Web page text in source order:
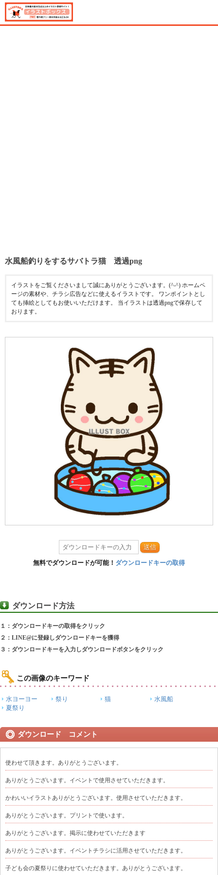
水風船釣りをするサバトラ猫 透過png
イラストをご覧くださいまして誠にありがとうございます。(^-^) ホームペ
ージの素材や、チラシ広告などに使えるイラストです。 ワンポイントとし
ても挿絵としてもお使いいただけます。 当イラストは透過pngで保存して
おります。
送信
無料でダウンロードが可能！ ダウンロードキーの取得
ダウンロード方法
１：ダウンロードキーの取得をクリック
２：LINE@に登録しダウンロードキーを獲得
３：ダウンロードキーを入力しダウンロードボタンをクリック
この画像のキーワード
水ヨーヨー 祭り 猫
水風船
夏祭り
ダウンロード コメント
使わせて頂きます。ありがとうございます。
ありがとうございます。イベントで使用させていただきます。
かわいいイラストありがとうございます。使用させていただきます。
ありがとうございます。プリントで使います。
ありがとうございます。掲示に使わせていただきます
ありがとうございます。イベントチラシに活用させていただきます。
子ども会の夏祭りに使わせていただきます。ありがとうございます。